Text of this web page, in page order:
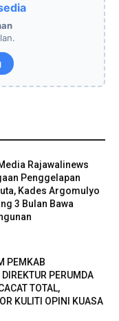
Rajawalinews
Penggelapan
Kades Argomulyo
3 Bulan Bawa
PEMKAB
PERUMDA
TOTAL,
KULITI OPINI KUASA